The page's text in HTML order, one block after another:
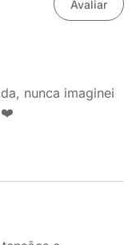
Avaliar
nunca imaginei
❤️